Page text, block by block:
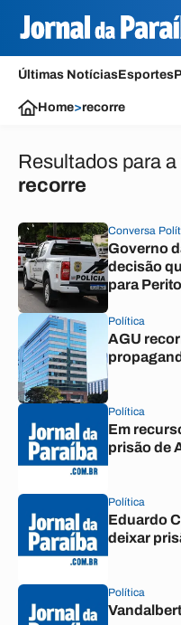
Últimas NotíciasEsportes
Home>recorre
Resultados para a
recorre
Conversa
Governo
decisão
para
Política
AGU
Política
Em
prisão de
Política
Eduardo
deixar
Política